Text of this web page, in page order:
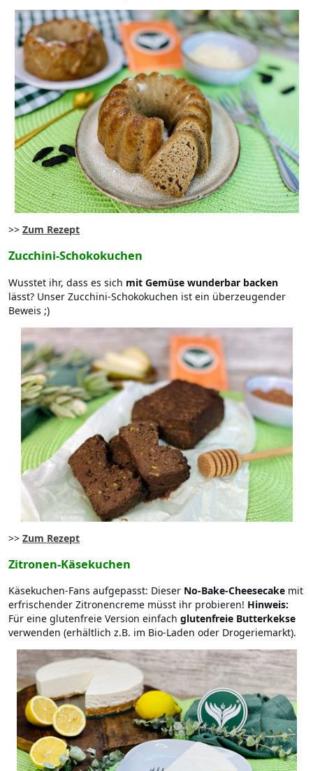
>> Zum Rezept
Zucchini-Schokokuchen
Wusstet ihr, dass es sich mit Gemüse wunderbar backen
lässt? Unser Zucchini-Schokokuchen ist ein überzeugender
Beweis ;)
>> Zum Rezept
Zitronen-Käsekuchen
Käsekuchen-Fans aufgepasst: Dieser No-Bake-Cheesecake mit
erfrischender Zitronencreme müsst ihr probieren! Hinweis:
Für eine glutenfreie Version einfach glutenfreie Butterkekse
verwenden (erhältlich z.B. im Bio-Laden oder Drogeriemarkt).